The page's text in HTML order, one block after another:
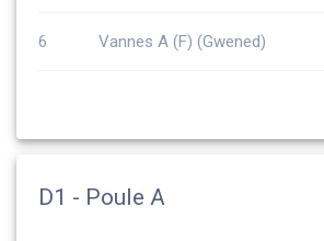
6 Vannes A (F) (Gwened)
D1 - Poule A